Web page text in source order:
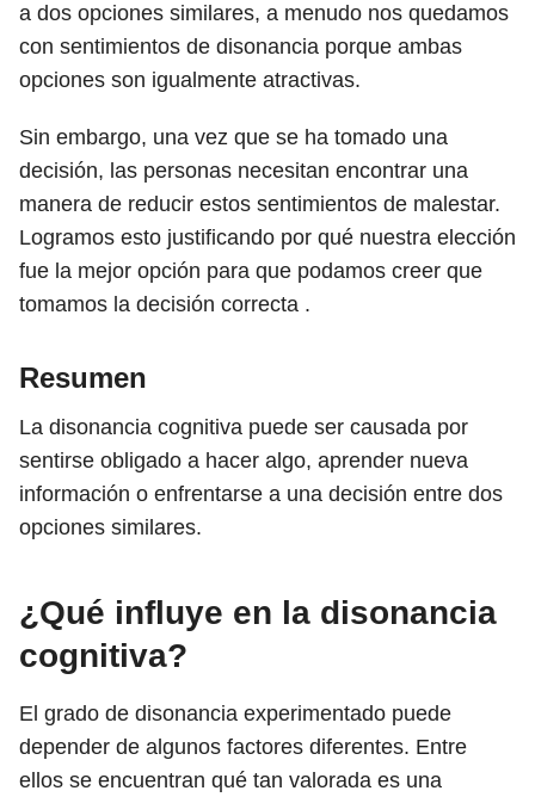
a dos opciones similares, a menudo nos quedamos
con sentimientos de disonancia porque ambas
opciones son igualmente atractivas.
Sin embargo, una vez que se ha tomado una
decisión, las personas necesitan encontrar una
manera de reducir estos sentimientos de malestar.
Logramos esto justificando por qué nuestra elección
fue la mejor opción para que podamos creer que
tomamos la decisión correcta .
Resumen
La disonancia cognitiva puede ser causada por
sentirse obligado a hacer algo, aprender nueva
información o enfrentarse a una decisión entre dos
opciones similares.
¿Qué influye en la disonancia
cognitiva?
El grado de disonancia experimentado puede
depender de algunos factores diferentes. Entre
ellos se encuentran qué tan valorada es una